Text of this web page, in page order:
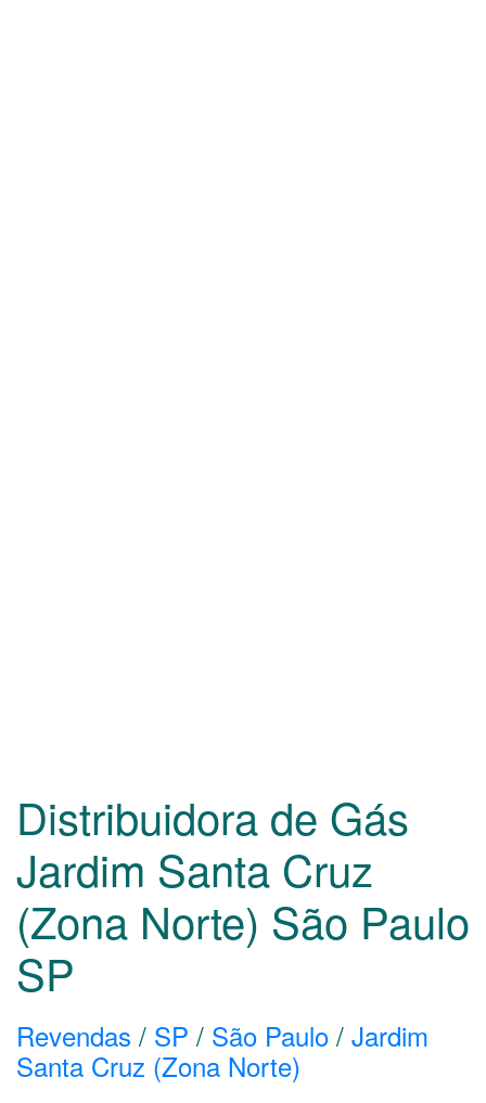
Distribuidora de Gás
Jardim Santa Cruz
(Zona Norte) São Paulo
SP
Revendas / SP / São Paulo / Jardim
Santa Cruz (Zona Norte)